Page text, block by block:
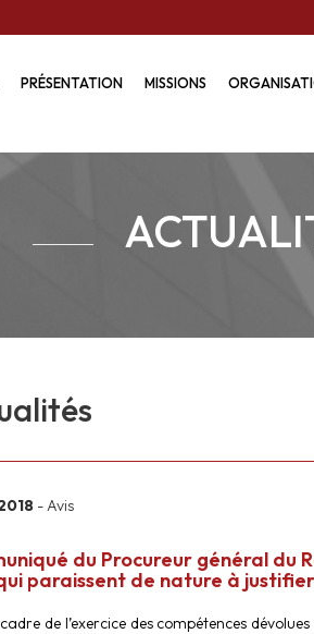
PRÉSENTATION MISSIONS
- Avis
du Procureur général du
paraissent de nature à
de l’exercice des compétences